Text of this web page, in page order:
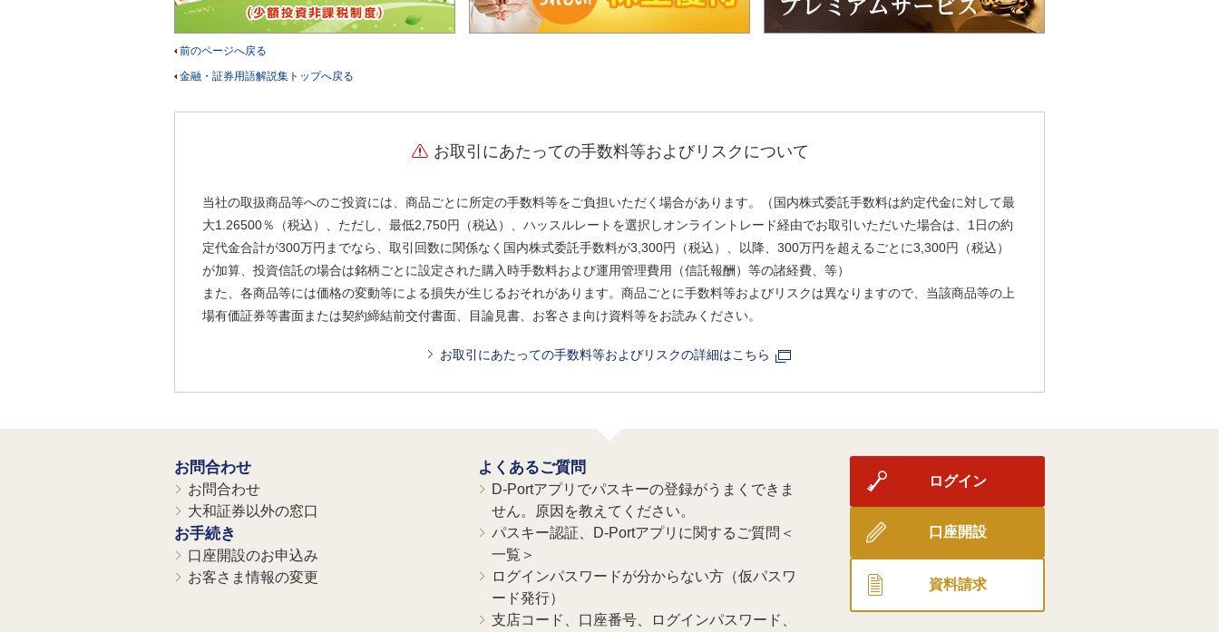
前のページへ戻る
金融・証券用語解説集トップへ戻る
お取引にあたっての手数料等およびリスクについて
当社の取扱商品等へのご投資には、商品ごとに所定の手数料等をご負担いただく場合があります。（国内株式委託手数料は約定代金に対して最
大1.26500％（税込）、ただし、最低2,750円（税込）、ハッスルレートを選択しオンライントレード経由でお取引いただいた場合は、1日の約
定代金合計が300万円までなら、取引回数に関係なく国内株式委託手数料が3,300円（税込）、以降、300万円を超えるごとに3,300円（税込）
が加算、投資信託の場合は銘柄ごとに設定された購入時手数料および運用管理費用（信託報酬）等の諸経費、等）
また、各商品等には価格の変動等による損失が生じるおそれがあります。商品ごとに手数料等およびリスクは異なりますので、当該商品等の上
場有価証券等書面または契約締結前交付書面、目論見書、お客さま向け資料等をお読みください。
お取引にあたっての手数料等およびリスクの詳細はこちら
お問合わせ
お問合わせ
大和証券以外の窓口
お手続き
口座開設のお申込み
お客さま情報の変更
よくあるご質問
D-Portアプリでパスキーの登録がうまくできま
せん。原因を教えてください。
パスキー認証、D-Portアプリに関するご質問＜
一覧＞
ログインパスワードが分からない方（仮パスワ
ード発行）
支店コード、口座番号、ログインパスワード、
ログイン
口座開設
資料請求